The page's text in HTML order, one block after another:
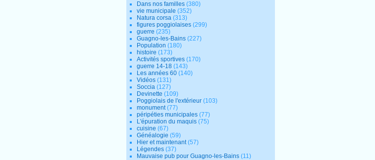
Dans nos familles (380)
vie municipale (352)
Natura corsa (313)
figures poggiolaises (299)
guerre (235)
Guagno-les-Bains (227)
Population (180)
histoire (173)
Activités sportives (170)
guerre 14-18 (143)
Les années 60 (140)
Vidéos (131)
Soccia (127)
Devinette (109)
Poggiolais de l'extérieur (103)
monument(77)
péripéties municipales (77)
L'épuration du maquis (75)
cuisine (67)
Généalogie (59)
Hier et maintenant(57)
Légendes (37)
Mauvaise pub pour Guagno-les-Bains (11)